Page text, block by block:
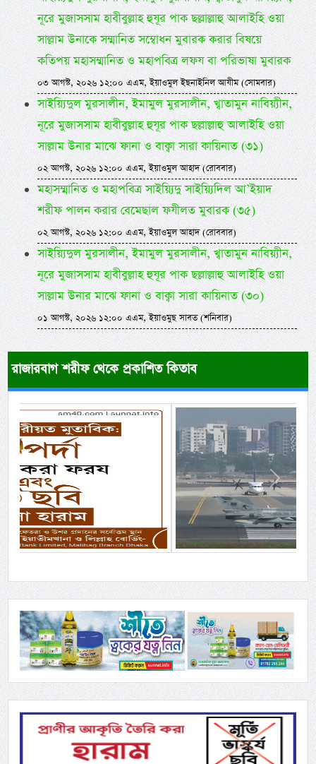
নূরে মুজাসসাম হাবীবুল্লাহ হুযূর পাক ছল্লাল্লাহু আলাইহি ওয়া
সাল্লাম উনাকে সম্মানিত সম্বোধন মুবারক করার বিষয়ে
কতিপয় মহাসম্মানিত ও মহাপবিত্র লফয বা পরিভাষা মুবারক
০৩ আগস্ট, ২০২৬ ১২:০০ এএম, ইয়াওমুল ইছনাইনিল আযীম (সোমবার)
সাইয়্যিদুল মুরসালীন, ইমামুল মুরসালীন, খ্বাতামুন নাবিয়্যীন,
নূরে মুজাসসাম হাবীবুল্লাহ হুযূর পাক ছল্লাল্লাহু আলাইহি ওয়া
সাল্লাম উনার মাঝে ফানা ও বাক্বা সারা কায়িনাত (৩১)
০২ আগস্ট, ২০২৬ ১২:০০ এএম, ইয়াওমুল আহাদ (রোববার)
মহাসম্মানিত ও মহাপবিত্র সাইয়্যিদু সাইয়্যিদিল আ’ইয়াদ
শরীফ পালন করার বেমেছাল ফযীলত মুবারক (৩৫)
০২ আগস্ট, ২০২৬ ১২:০০ এএম, ইয়াওমুল আহাদ (রোববার)
সাইয়্যিদুল মুরসালীন, ইমামুল মুরসালীন, খ্বাতামুন নাবিয়্যীন,
নূরে মুজাসসাম হাবীবুল্লাহ হুযূর পাক ছল্লাল্লাহু আলাইহি ওয়া
সাল্লাম উনার মাঝে ফানা ও বাক্বা সারা কায়িনাত (৩০)
০১ আগস্ট, ২০২৬ ১২:০০ এএম, ইয়াওমুছ সাবত (শনিবার)
রাজারবাগ শরীফ থেকে প্রকাশিত কিতাব
Previous Next